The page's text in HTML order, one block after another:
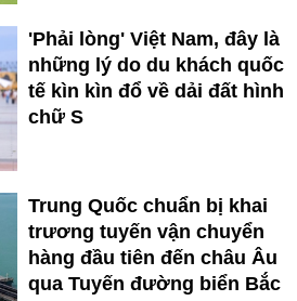
'Phải lòng' Việt Nam, đây là
những lý do du khách quốc
tế kìn kìn đổ về dải đất hình
chữ S
Trung Quốc chuẩn bị khai
trương tuyến vận chuyển
hàng đầu tiên đến châu Âu
qua Tuyến đường biển Bắc